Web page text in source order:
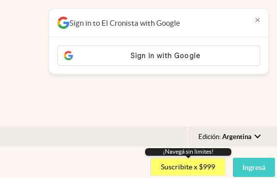
Edición: Argentina
Argentina
España
¡Navegá sin limites!
Suscribite x $999 Ingresá
Sign in to El Cronista with Google ×